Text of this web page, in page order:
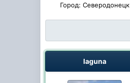
Город: Северодонецк
laguna